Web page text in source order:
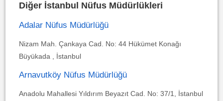
Diğer İstanbul Nüfus Müdürlükleri
Adalar Nüfus Müdürlüğü
Nizam Mah. Çankaya Cad. No: 44 Hükümet Konağı
Büyükada , İstanbul
Arnavutköy Nüfus Müdürlüğü
Anadolu Mahallesi Yıldırım Beyazıt Cad. No: 37/1, İstanbul